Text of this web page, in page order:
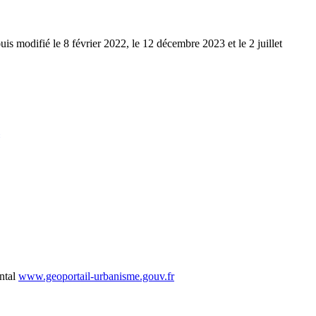
modifié le 8 février 2022, le 12 décembre 2023 et le 2 juillet
www.geoportail-urbanisme.gouv.fr